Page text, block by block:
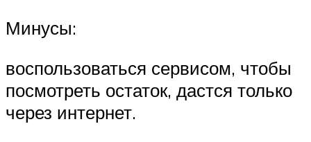
Минусы:
воспользоваться сервисом, чтобы
посмотреть остаток, дастся только
через интернет.